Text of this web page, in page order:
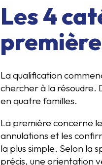
Les 4
La qualification
chercher à la résoudre.
en quatre familles.
La première concerne
annulations et les
la plus simple. Selon la
précis, une orientation